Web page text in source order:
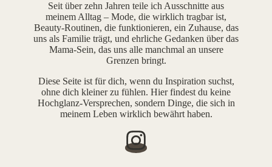
Seit über zehn Jahren teile ich Ausschnitte aus
meinem Alltag – Mode, die wirklich tragbar ist,
Beauty-Routinen, die funktionieren, ein Zuhause, das
uns als Familie trägt, und ehrliche Gedanken über das
Mama-Sein, das uns alle manchmal an unsere
Grenzen bringt.
Diese Seite ist für dich, wenn du Inspiration suchst,
ohne dich kleiner zu fühlen. Hier findest du keine
Hochglanz-Versprechen, sondern Dinge, die sich in
meinem Leben wirklich bewährt haben.